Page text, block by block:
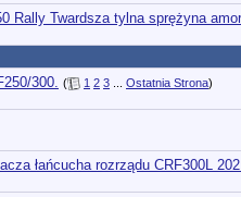
Rally Twardsza tylna sprężyna
300. ( 1 2 3 Ostatnia Strona)
łańcucha rozrządu CRF300L